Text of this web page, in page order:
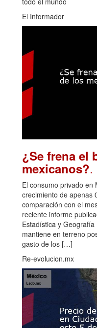
El Informador
¿Se frena el
mexicanos?.
El consumo privado en
crecimiento de apenas
comparación con el
reciente informe
Estadística y
mantiene en terreno
gasto de los […]
Re-evolucion.mx